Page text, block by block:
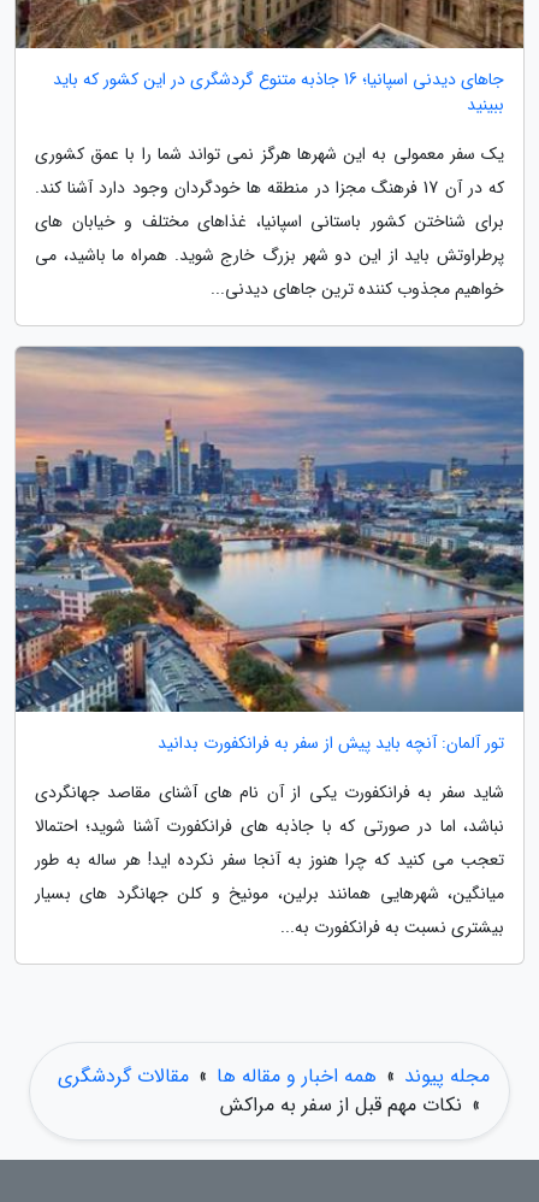
جاهای دیدنی اسپانیا؛ 16 جاذبه متنوع گردشگری در این کشور که باید
ببینید
یک سفر معمولی به این شهرها هرگز نمی تواند شما را با عمق کشوری
که در آن 17 فرهنگ مجزا در منطقه ها خودگردان وجود دارد آشنا کند.
برای شناختن کشور باستانی اسپانیا، غذاهای مختلف و خیابان های
پرطراوتش باید از این دو شهر بزرگ خارج شوید. همراه ما باشید، می
خواهیم مجذوب کننده ترین جاهای دیدنی...
تور آلمان: آنچه باید پیش از سفر به فرانکفورت بدانید
شاید سفر به فرانکفورت یکی از آن نام های آشنای مقاصد جهانگردی
نباشد، اما در صورتی که با جاذبه های فرانکفورت آشنا شوید؛ احتمالا
تعجب می کنید که چرا هنوز به آنجا سفر نکرده اید! هر ساله به طور
میانگین، شهرهایی همانند برلین، مونیخ و کلن جهانگرد های بسیار
بیشتری نسبت به فرانکفورت به...
مجله پیوند » همه اخبار و مقاله ها » مقالات گردشگری
» نکات مهم قبل از سفر به مراکش